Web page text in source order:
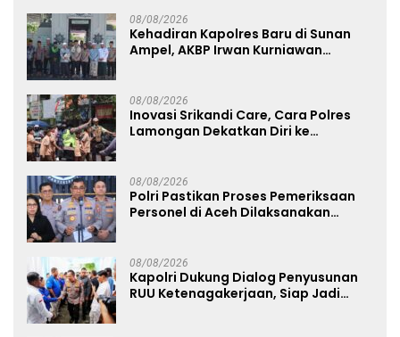
08/08/2026
Kehadiran Kapolres Baru di Sunan
Ampel, AKBP Irwan Kurniawan
08/08/2026
Inovasi Srikandi Care, Cara Polres
Lamongan Dekatkan Diri ke
08/08/2026
Polri Pastikan Proses Pemeriksaan
Personel di Aceh Dilaksanakan
08/08/2026
Kapolri Dukung Dialog Penyusunan
RUU Ketenagakerjaan, Siap Jadi